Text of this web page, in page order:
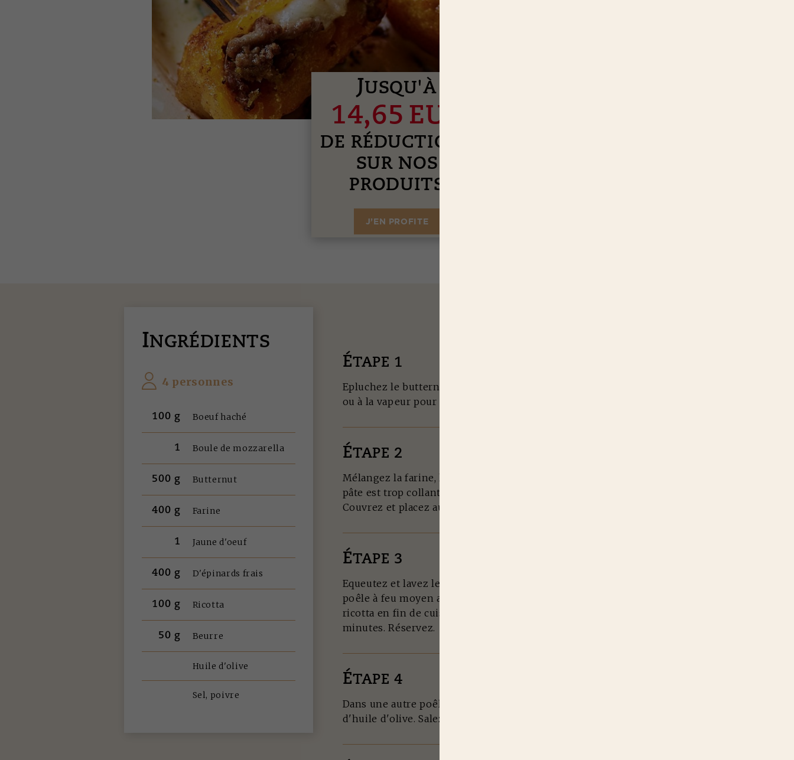
JUSQU'À
14,65 EUR
DE RÉDUCTIONS
SUR NOS
PRODUITS
J’EN PROFITE
INGRÉDIENTS
4 personnes
100 g Boeuf haché
1 Boule de mozzarella
500 g Butternut
400 g Farine
1 Jaune d'oeuf
400 g D'épinards frais
100 g Ricotta
50 g Beurre
Huile d'olive
Sel, poivre
ÉTAPE 1
Epluchez le butternut et coupez-le en dés. Faites-le cuire à l'eau
ou à la vapeur pour le réduire en purée.
ÉTAPE 2
Mélangez la farine, l'oeuf et le butternut. Ajoutez de la farine si la
pâte est trop collante.
Couvrez et placez au réfrigérateur.
ÉTAPE 3
Equeutez et lavez les épinard. Faites-les cuire dans une grande
poêle à feu moyen avec un filet d'huile d'olive. Salez et ajoutez la
ricotta en fin de cuisson. Mélangez et poursuivez la cuisson 5
minutes. Réservez.
ÉTAPE 4
Dans une autre poêle, faites-cuire le bœuf à feu vif avec un filet
d'huile d'olive. Salez et poivrez puis réservez.